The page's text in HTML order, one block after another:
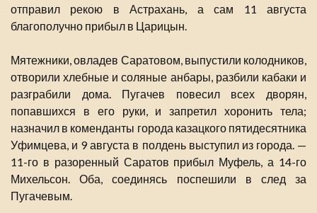
отправил рекою в Астрахань, а сам 11 августа
благополучно прибыл в Царицын.
Мятежники, овладев Саратовом, выпустили колодников,
отворили хлебные и соляные анбары, разбили кабаки и
разграбили дома. Пугачев повесил всех дворян,
попавшихся в его руки, и запретил хоронить тела;
назначил в коменданты города казацкого пятидесятника
Уфимцева, и 9 августа в полдень выступил из города. —
11-го в разоренный Саратов прибыл Муфель, а 14-го
Михельсон. Оба, соединясь поспешили в след за
Пугачевым.